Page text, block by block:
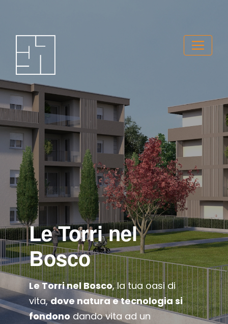
Le Torri nel
Bosco
Le Torri nel Bosco, la tua oasi di
vita,dove natura e tecnologia si
fondonodando vita ad un